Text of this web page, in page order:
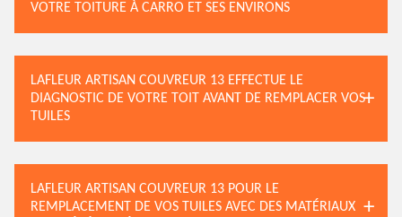
VOTRE TOITURE À CARRO ET SES ENVIRONS
LAFLEUR ARTISAN COUVREUR 13 EFFECTUE LE
DIAGNOSTIC DE VOTRE TOIT AVANT DE REMPLACER VOS
TUILES
LAFLEUR ARTISAN COUVREUR 13 POUR LE
REMPLACEMENT DE VOS TUILES AVEC DES MATÉRIAUX